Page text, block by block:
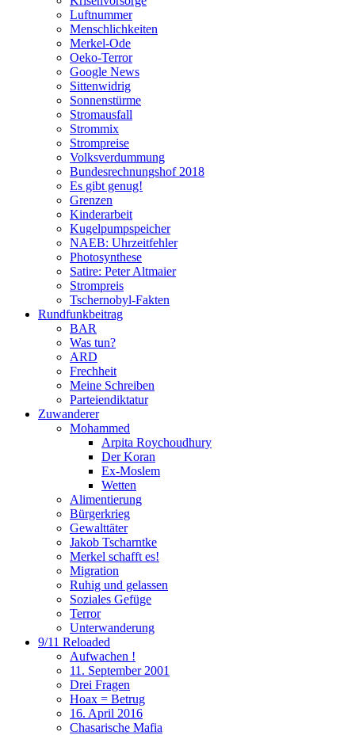
Luftnummer
Menschlichkeiten
Merkel-Ode
Oeko-Terror
Google News
Sittenwidrig
Sonnenstürme
Stromausfall
Strommix
Strompreise
Volksverdummung
Bundesrechnungshof 2018
Es gibt genug!
Grenzen
Kinderarbeit
Kugelpumpspeicher
NAEB: Uhrzeitfehler
Photosynthese
Satire: Peter Altmaier
Strompreis
Tschernobyl-Fakten
Rundfunkbeitrag
BAR
Was tun?
ARD
Frechheit
Meine Schreiben
Parteiendiktatur
Zuwanderer
Mohammed
Arpita Roychoudhury
Der Koran
Ex-Moslem
Wetten
Alimentierung
Bürgerkrieg
Gewalttäter
Jakob Tscharntke
Merkel schafft es!
Migration
Ruhig und gelassen
Soziales Gefüge
Terror
Unterwanderung
9/11 Reloaded
Aufwachen !
11. September 2001
Drei Fragen
Hoax = Betrug
16. April 2016
Chasarische Mafia